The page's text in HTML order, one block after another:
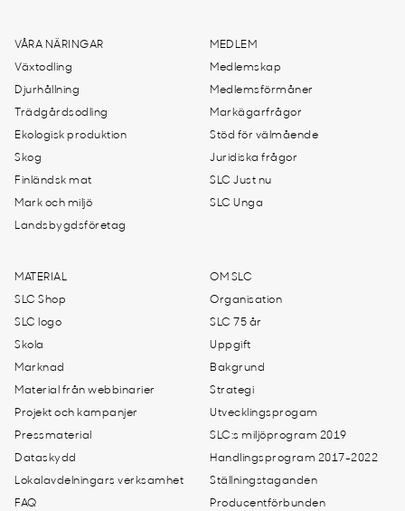
VÅRA NÄRINGAR
Växtodling
Djurhållning
Trädgårdsodling
Ekologisk produktion
Skog
Finländsk mat
Mark och miljö
Landsbygdsföretag
MEDLEM
Medlemskap
Medlemsförmåner
Markägarfrågor
Stöd för välmående
Juridiska frågor
SLC Just nu
SLC Unga
MATERIAL
SLC Shop
SLC logo
Skola
Marknad
Material från webbinarier
Projekt och kampanjer
Pressmaterial
Dataskydd
Lokalavdelningars verksamhet
FAQ
OM SLC
Organisation
SLC 75 år
Uppgift
Bakgrund
Strategi
Utvecklingsprogam
SLC:s miljöprogram 2019
Handlingsprogram 2017-2022
Ställningstaganden
Producentförbunden